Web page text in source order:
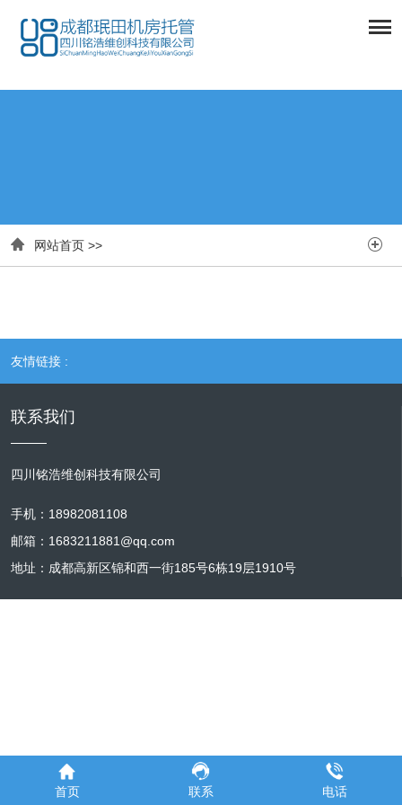
 网站首页 >> 
友情链接 :
联系我们
四川铭浩维创科技有限公司
手机：18982081108
邮箱：1683211881@qq.com
地址：成都高新区锦和西一街185号6栋19层1910号
首页 联系 电话